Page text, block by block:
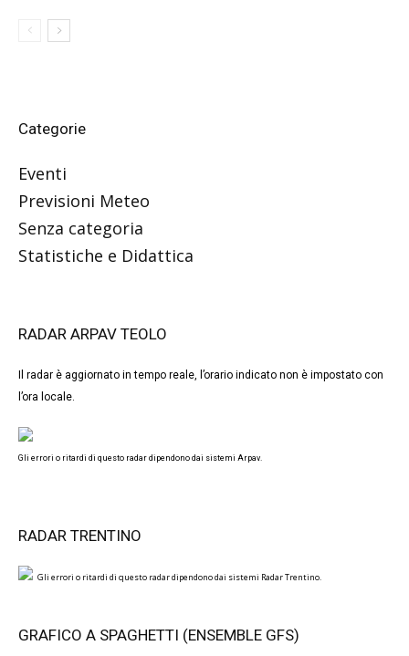
Categorie
Eventi
Previsioni Meteo
Senza categoria
Statistiche e Didattica
RADAR ARPAV TEOLO
Il radar è aggiornato in tempo reale, l’orario indicato non è impostato con
l’ora locale.
Gli errori o ritardi di questo radar dipendono dai sistemi Arpav.
RADAR TRENTINO
Gli errori o ritardi di questo radar dipendono dai sistemi Radar Trentino.
GRAFICO A SPAGHETTI (ENSEMBLE GFS)